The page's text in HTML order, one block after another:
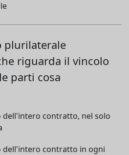
plurilaterale
riguarda il vincolo
parti cosa
dell'intero contratto, nel solo
dell'intero contratto in ogni